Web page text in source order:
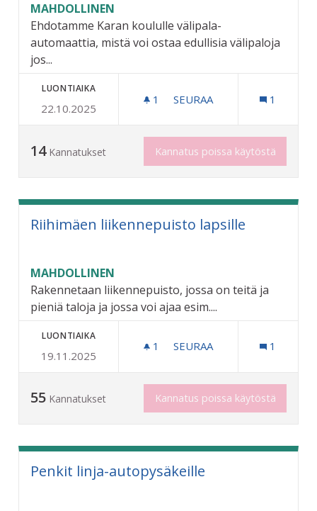
MAHDOLLINEN
Ehdotamme Karan koululle välipala-
automaattia, mistä voi ostaa edullisia välipaloja
jos...
LUONTIAIKA
22.10.2025
1 1 SEURAAJA
SEURAA 1
14 Kannatukset Kannatus poissa käytöstä
Riihimäen liikennepuisto lapsille
MAHDOLLINEN
Rakennetaan liikennepuisto, jossa on teitä ja
pieniä taloja ja jossa voi ajaa esim....
LUONTIAIKA
19.11.2025
1 1 SEURAAJA
SEURAA 1
55 Kannatukset Kannatus poissa käytöstä
Penkit linja-autopysäkeille